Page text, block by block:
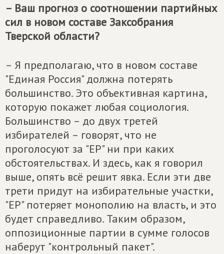
– Ваш прогноз о соотношении партийных
сил в новом составе Заксобрания
Тверской области?
– Я предполагаю, что в новом составе
"Единая Россия" должна потерять
большинство. Это объективная картина,
которую покажет любая социология.
Большинство – до двух третей
избирателей – говорят, что не
проголосуют за "ЕР" ни при каких
обстоятельствах. И здесь, как я говорил
выше, опять всё решит явка. Если эти две
трети придут на избирательные участки,
"ЕР" потеряет монополию на власть, и это
будет справедливо. Таким образом,
оппозиционные партии в сумме голосов
наберут "контрольный пакет".